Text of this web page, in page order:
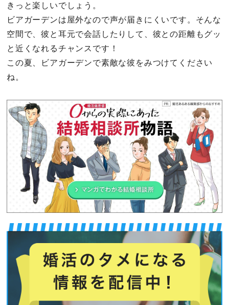
きっと楽しいでしょう。
ビアガーデンは屋外なので声が届きにくいです。そんな
空間で、彼と耳元で会話したりして、彼との距離もグッ
と近くなれるチャンスです！
この夏、ビアガーデンで素敵な彼をみつけてください
ね。